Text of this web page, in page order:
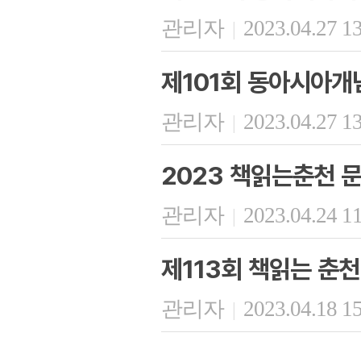
관리자 | 2023.04.27
제101회 동아시아개
관리자 | 2023.04.27
2023 책읽는춘천
관리자 | 2023.04.24
제113회 책읽는 춘천
관리자 | 2023.04.18